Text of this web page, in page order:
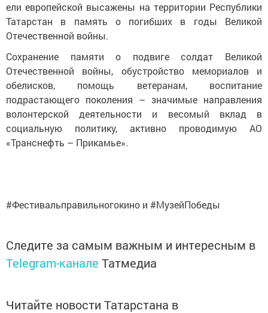
ели европейской высажены на территории Республики
Татарстан в память о погибших в годы Великой
Отечественной войны.
Сохранение памяти о подвиге солдат Великой
Отечественной войны, обустройство мемориалов и
обелисков, помощь ветеранам, воспитание
подрастающего поколения – значимые направления
волонтерской деятельности и весомый вклад в
социальную политику, активно проводимую АО
«Транснефть – Прикамье».
#Фестивальправильногокино и #МузейПобеды
Следите за самым важным и интересным в
Telegram-канале Татмедиа
Читайте новости Татарстана в